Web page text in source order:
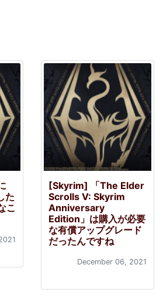
た
こ
[Skyrim] 「The Elder
Scrolls V: Skyrim
Anniversary
Edition」は購入が必要
な有償アップグレード
だったんですね
December 06, 2021